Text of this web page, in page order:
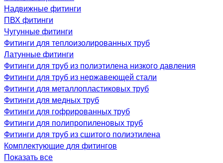
Надвижные фитинги
ПВХ фитинги
Чугунные фитинги
Фитинги для теплоизолированных труб
Латунные фитинги
Фитинги для труб из полиэтилена низкого давления
Фитинги для труб из нержавеющей стали
Фитинги для металлопластиковых труб
Фитинги для медных труб
Фитинги для гофрированных труб
Фитинги для полипропиленовых труб
Фитинги для труб из сшитого полиэтилена
Комплектующие для фитингов
Показать все